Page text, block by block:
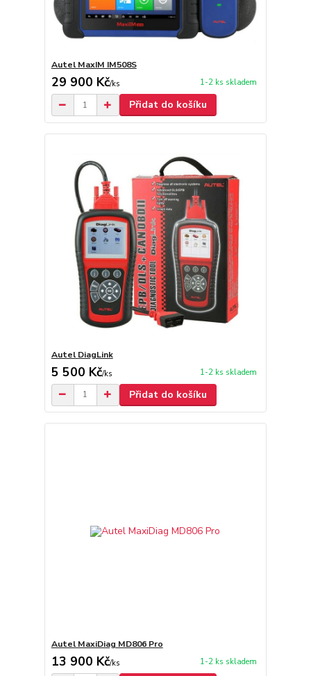
Autel MaxIM IM508S
29 900 Kč/ks 1-2 ks skladem
Přidat do košíku
Autel DiagLink
5 500 Kč/ks 1-2 ks skladem
Přidat do košíku
Autel MaxiDiag MD806 Pro
13 900 Kč/ks 1-2 ks skladem